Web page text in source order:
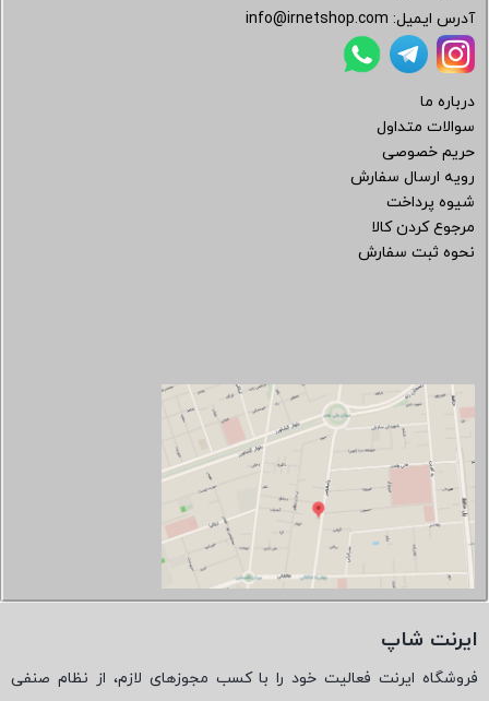
آدرس ایمیل: info@irnetshop.com
درباره ما
سوالات متداول
حریم خصوصی
رویه ارسال سفارش
شیوه پرداخت
مرجوع کردن کالا
نحوه ثبت سفارش
ایرنت شاپ
فروشگاه ایرنت فعالیت خود را با کسب مجوزهای لازم، از نظام صنفی